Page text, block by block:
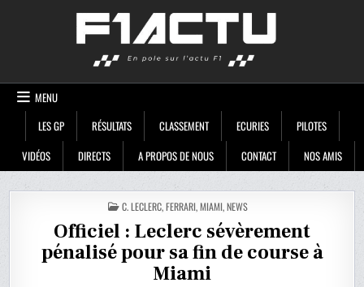
MENU
LES GP
RÉSULTATS CLASSEMENT ECURIES
PILOTES
VIDÉOS
DIRECTS A PROPOS DE NOUS CONTACT NOS AMIS
POSTED
IN
C. LECLERC,FERRARI,MIAMI,NEWS
Officiel : Leclerc sévèrement
pénalisé pour sa fin de course à
Miami